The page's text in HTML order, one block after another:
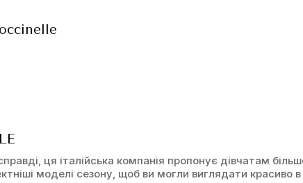
ця італійська компанія пропонує дівчатам
моделі сезону, щоб ви могли виглядати красиво в